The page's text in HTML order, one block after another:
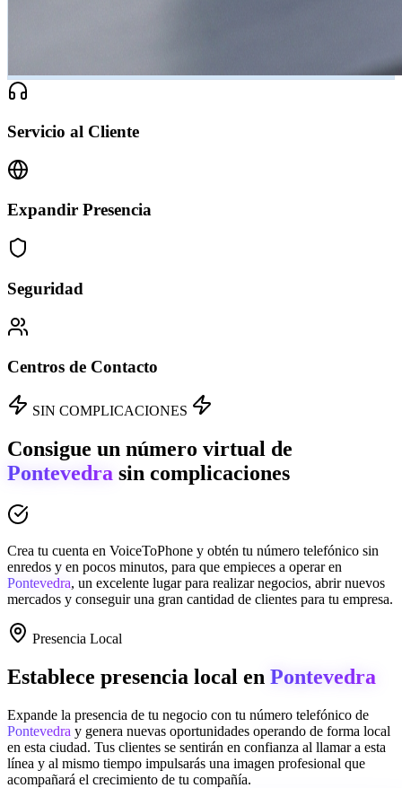
Servicio al Cliente
Expandir Presencia
Seguridad
Centros de Contacto
SIN COMPLICACIONES
Consigue un número virtual de
Pontevedra sin complicaciones
Crea tu cuenta en VoiceToPhone y obtén tu número telefónico sin
enredos y en pocos minutos, para que empieces a operar en
Pontevedra, un excelente lugar para realizar negocios, abrir nuevos
mercados y conseguir una gran cantidad de clientes para tu empresa.
Presencia Local
Establece presencia local en Pontevedra
Expande la presencia de tu negocio con tu número telefónico de
Pontevedra y genera nuevas oportunidades operando de forma local
en esta ciudad. Tus clientes se sentirán en confianza al llamar a esta
línea y al mismo tiempo impulsarás una imagen profesional que
acompañará el crecimiento de tu compañía.